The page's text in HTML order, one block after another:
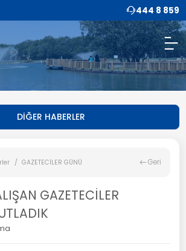
444 8 859
DİĞER HABERLER
GAZETECİLER GÜNÜ Geri
GAZETECİLER